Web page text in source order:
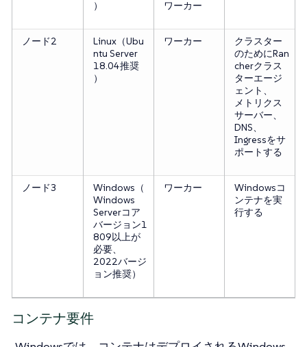
）
ワーカー
ノード2
Linux（Ubu
ntu Server
18.04推奨
）
ワーカー
クラスター
のためにRan
cherクラス
ターエージ
ェント、
メトリクス
サーバー、
DNS、
Ingressをサ
ポートする
ノード3
Windows（
Windows
Serverコア
バージョン1
809以上が
必要、
2022バージ
ョン推奨）
ワーカー
Windowsコ
ンテナを実
行する
コンテナ要件